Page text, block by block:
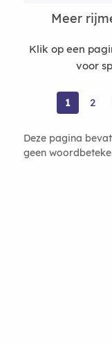
Meer
Klik op een
voor
1 2
Deze pagina
geen